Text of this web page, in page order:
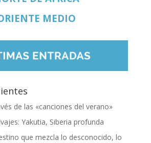
MEDIO
de las «canciones del verano»
Yakutia, Siberia profunda
que mezcla lo desconocido, lo